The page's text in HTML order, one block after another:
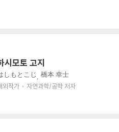
시모토 고지
しもとこじ
橋本 幸士
외작가
자연과학/공학 저자